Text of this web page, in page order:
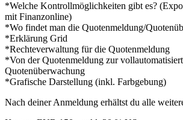
*Welche Kontrollmöglichkeiten gibt es?
mit Finanzonline)
*Wo findet man die Quotenmeldung/
*Erklärung Grid
*Rechteverwaltung für die Quotenmeldung
*Von der Quotenmeldung zur
Quotenüberwachung
*Grafische Darstellung (inkl. Farbgebung)
Nach deiner Anmeldung erhältst du alle